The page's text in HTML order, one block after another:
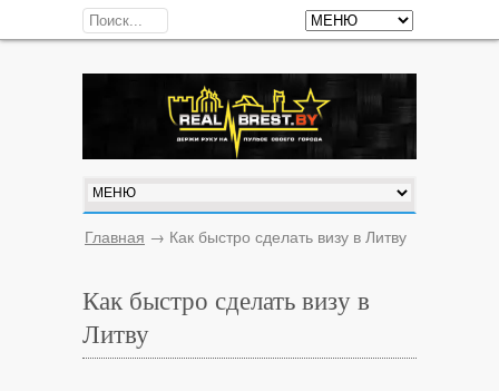
Главная → Как быстро сделать визу в Литву
Как быстро сделать визу в
Литву